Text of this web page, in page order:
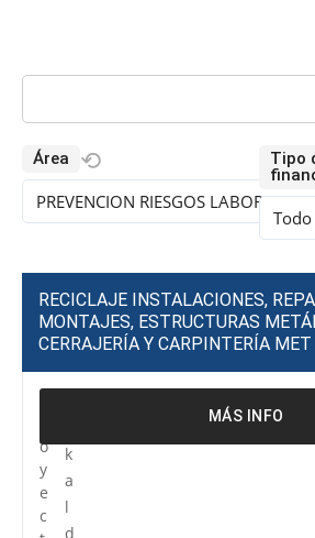
Área ⟲
PREVENCION RIESGOS LABORALES
Tipo
Todo
RECICLAJE INSTALACIONES,
MONTAJES, ESTRUCTURAS
CERRAJERÍA Y CARPINTERÍA MET
o
y
e
c
k
a
l
d
MÁS INFO